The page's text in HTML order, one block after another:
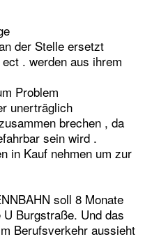
der Stelle ersetzt
. werden aus ihrem
Problem
unerträglich
brechen , da
sein wird .
in Kauf nehmen um zur
soll 8 Monate
Burgstraße. Und das
Berufsverkehr aussieht